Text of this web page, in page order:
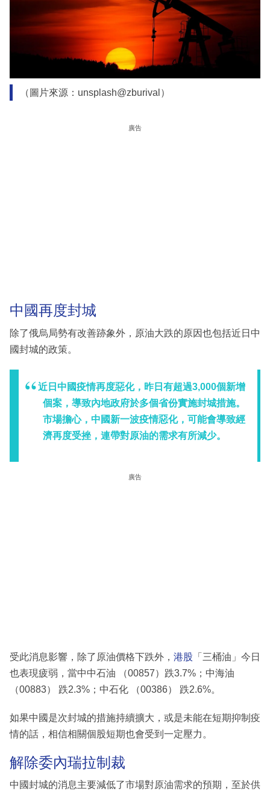
（圖片來源：unsplash@zburival）
廣告
中國再度封城
除了俄烏局勢有改善跡象外，原油大跌的原因也包括近日中
國封城的政策。
近日中國疫情再度惡化，昨日有超過3,000個新增
個案，導致內地政府於多個省份實施封城措施。
市場擔心，中國新一波疫情惡化，可能會導致經
濟再度受挫，連帶對原油的需求有所減少。
廣告
受此消息影響，除了原油價格下跌外， 港股 「三桶油」今日
也表現疲弱，當中中石油 （00857）跌3.7%；中海油
（00883） 跌2.3%；中石化 （00386） 跌2.6%。
如果中國是次封城的措施持續擴大，或是未能在短期抑制疫
情的話，相信相關個股短期也會受到一定壓力。
解除委內瑞拉制裁
中國封城的消息主要減低了市場對原油需求的預期，至於供